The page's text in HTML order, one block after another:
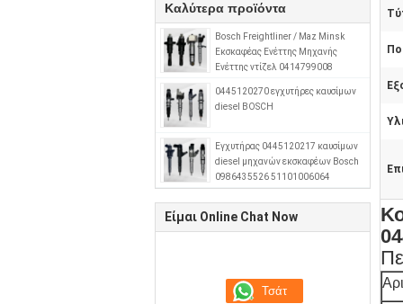
Καλύτερα προϊόντα
Bosch Freightliner / Maz Minsk
Εκσκαφέας Ενέττης Μηχανής
Ενέττης ντίζελ 0414799008
0445120270 εγχυτήρες καυσίμων
diesel BOSCH
Εγχυτήρας 0445120217 καυσίμων
diesel μηχανών εκσκαφέων Bosch
0986435526 51101006064
Είμαι Online Chat Now